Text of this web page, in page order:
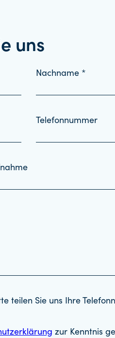
uns
Nachname *
Telefonnummer
teilen Sie uns Ihre
zur Kenntnis